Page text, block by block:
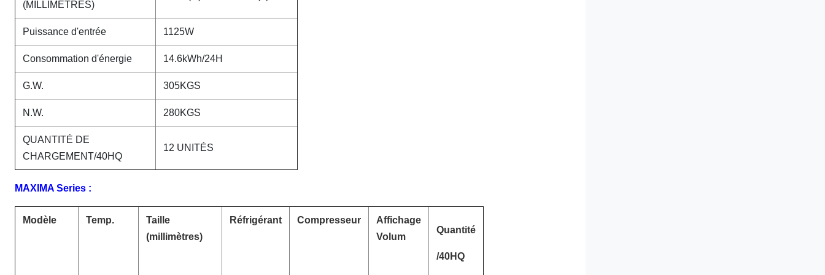
(MILLIMÈTRES)
Puissance d'entrée 1125W
Consommation d'énergie 14.6kWh/24H
G.W. 305KGS
N.W. 280KGS
QUANTITÉ DE
CHARGEMENT/40HQ
12 UNITÉS
MAXIMA Series :
Modèle Temp.
Taille
(millimètres)
Réfrigérant Compresseur
Affichage
Volum
Quantité
/40HQ